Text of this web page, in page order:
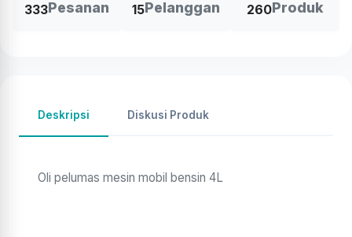
333Pesanan 15Pelanggan 260Produk
Deskripsi Diskusi Produk
Oli pelumas mesin mobil bensin 4L